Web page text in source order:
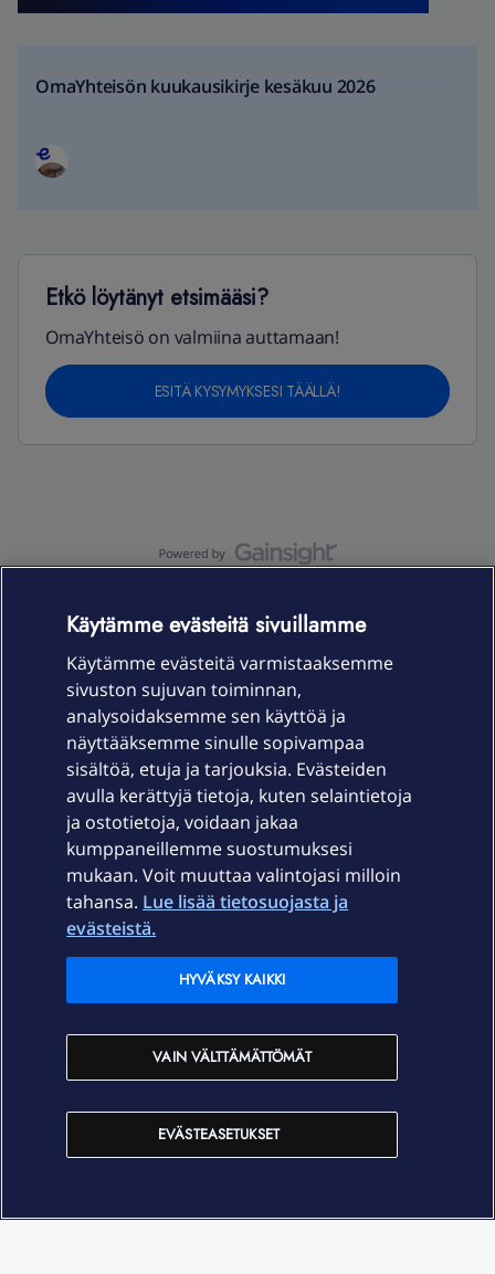
OmaYhteisön kuukausikirje kesäkuu 2026
Etkö löytänyt etsimääsi?
OmaYhteisö on valmiina auttamaan!
ESITÄ KYSYMYKSESI TÄÄLLÄ!
Laitteet & liittymät
Palvelut
Ajankohtaista
Elisa Oyj
In English
Käytämme evästeitä sivuillamme
Käytämme evästeitä varmistaaksemme
sivuston sujuvan toiminnan,
analysoidaksemme sen käyttöä ja
näyttääksemme sinulle sopivampaa
sisältöä, etuja ja tarjouksia. Evästeiden
avulla kerättyjä tietoja, kuten selaintietoja
ja ostotietoja, voidaan jakaa
kumppaneillemme suostumuksesi
mukaan. Voit muuttaa valintojasi milloin
tahansa. Lue lisää tietosuojasta ja
evästeistä.
EVÄSTEASETUKSET
VAIN VÄLTTÄMÄTTÖMÄT
HYVÄKSY KAIKKI